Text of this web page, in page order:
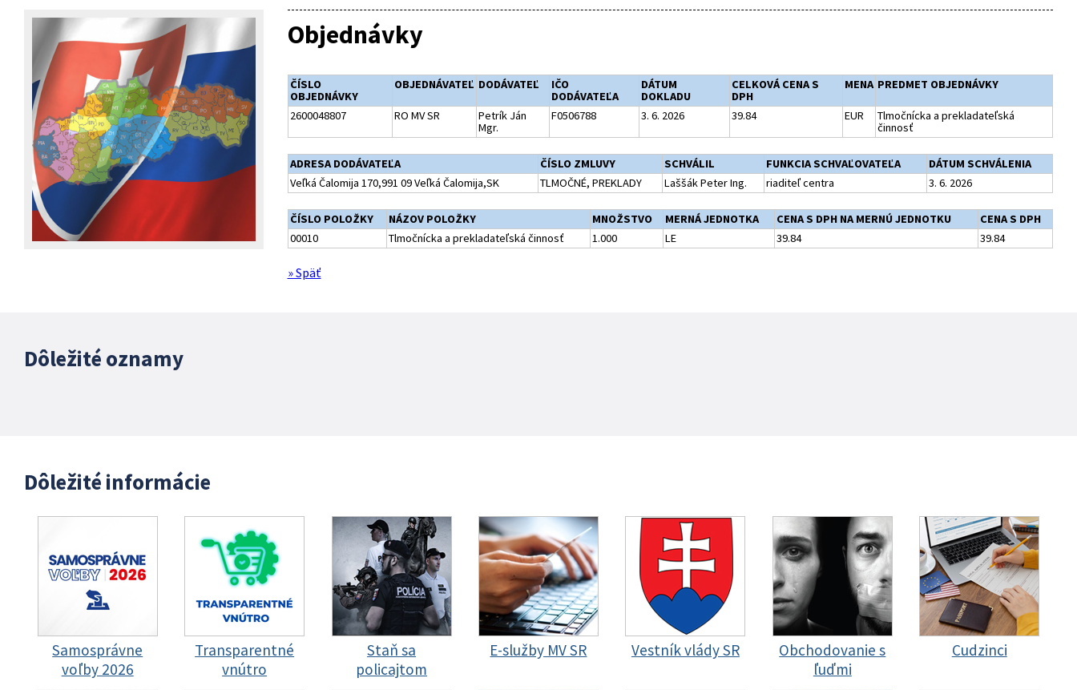
Objednávky
ČÍSLO
OBJEDNÁVKY
OBJEDNÁVATEĽ DODÁVATEĽ
IČO
DODÁVATEĽA
DÁTUM
DOKLADU
CELKOVÁ CENA S
DPH
MENA PREDMET OBJEDNÁVKY
2600048807 RO MV SR
Petrík Ján
Mgr.
F0506788 3. 6. 2026 39.84 EUR
Tlmočnícka a prekladateľská
činnosť
ADRESA DODÁVATEĽA ČÍSLO ZMLUVY SCHVÁLIL FUNKCIA SCHVAĽOVATEĽA
DÁTUM SCHVÁLENIA
Veľká Čalomija 170,991 09 Veľká Čalomija,SK
TLMOČNÉ, PREKLADY Laššák Peter Ing. riaditeľ centra 3. 6. 2026
ČÍSLO POLOŽKY NÁZOV POLOŽKY MNOŽSTVO MERNÁ JEDNOTKA CENA S DPH NA MERNÚ JEDNOTKU
CENA S DPH
00010
Tlmočnícka a prekladateľská činnosť 1.000 LE 39.84 39.84
» Späť
Dôležité oznamy
Dôležité informácie
Samosprávne
voľby 2026
Transparentné
vnútro
Staň sa
policajtom
E-služby MV SR Vestník vlády SR
Obchodovanie s
ľuďmi
Cudzinci